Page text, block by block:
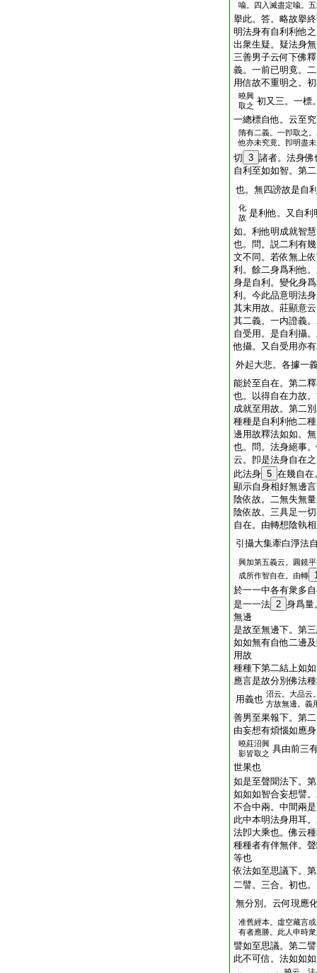
喩。四入滅盡定喩。
擧此。答。略故擧
明法身有自利利他
出衆生疑。疑法身
三善男子云何下佛
義。一前已明竟。
用信故不重明之。
曉興
取之 初又三。一標
一總標自他。云至
隋有二義。一卽取之
他亦未究竟。卽明盡
切 3 諸者。法身佛
自利至如如智。第
也。無四謗故是自
化
故 是利他。又自利
如。利他明成就智
也。問。説二利有
文不同。若依無上
利。餘二身爲利他
身是自利。變化身
利。今此品意明法
其末用故。莊顯意
其二義。一内證義
自受用。是自利攝
他攝。又自受用亦
外起大悲。各據一
能於至自在。第二
也。以得自在力故
成就至用故。第二
種種是自利利他二
邊用故釋法如如。
也。問。法身絕事
云。卽是法身自在
此法身 5 在幾自在
顯示自身相好無邊
陰依故。二無失無
陰依故。三具足一
自在。由轉想陰執
引攝大集牽白淨法
興加第五義云。圓鏡
成所作智自在。由轉
於一一中各有衆多
是一一法 2 身爲量
無邊
是故至無邊下。第
如如無有自他二邊
用故
種種下第二結上如
應言是故分別佛法
用義也 沼云。大品云
方故無邊。義
善男至果報下。第
由妄想有煩惱如應
曉莊沼興
影皆取之 具由前三
世果也
如是至聲聞法下。
如如如智合妄想譬
不合中兩。中間兩
此中本明法身用耳
法卽大乘也。佛云
種種者有伴無伴。
等也
依法如至思議下。
二譬。三合。初也
無分別。云何現應
准舊經本。虛空藏言
有者應勝。此人申時
譬如至思議。第二
此不可信。法如如